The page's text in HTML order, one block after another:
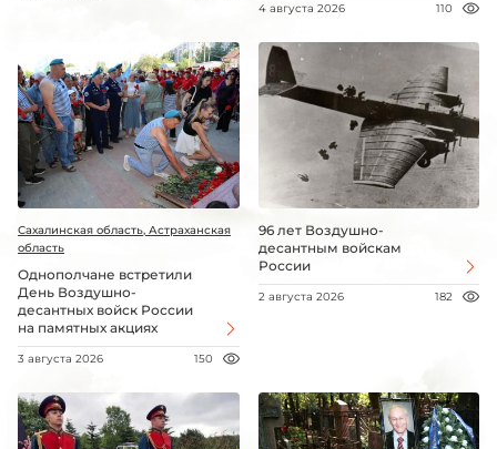
4 августа 2026 110
Сахалинская область, Астраханская
область
Однополчане встретили
День Воздушно-
десантных войск России
на памятных акциях
3 августа 2026 150
96 лет Воздушно-
десантным войскам
России
2 августа 2026 182